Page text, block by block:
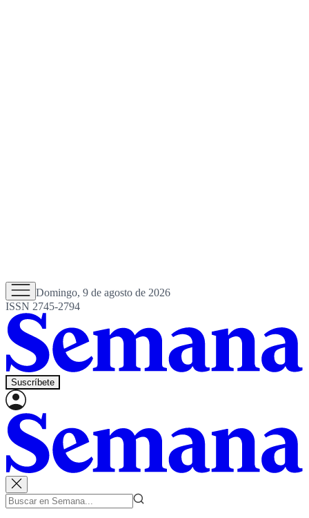
Domingo, 9 de agosto de 2026
ISSN 2745-2794
Suscríbete